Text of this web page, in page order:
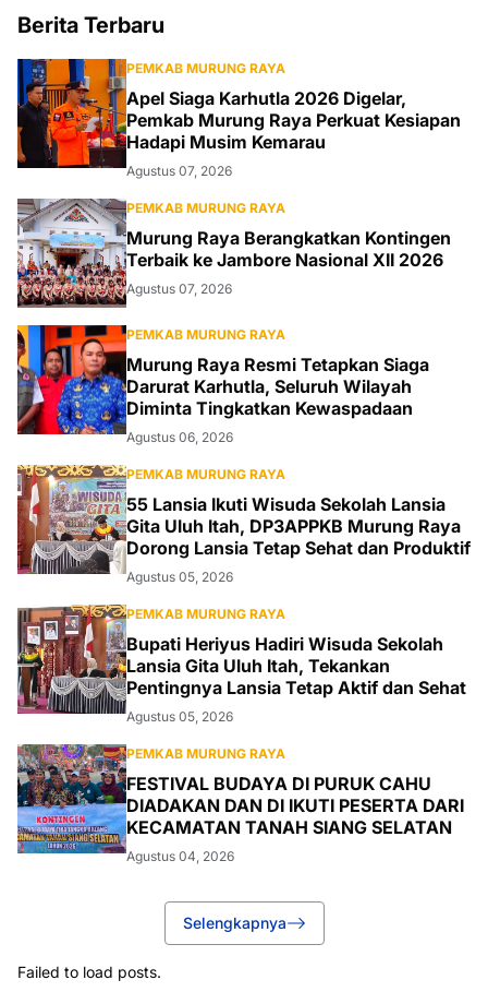
Berita Terbaru
PEMKAB MURUNG RAYA
Apel Siaga Karhutla 2026 Digelar,
Pemkab Murung Raya Perkuat Kesiapan
Hadapi Musim Kemarau
Agustus 07, 2026
PEMKAB MURUNG RAYA
Murung Raya Berangkatkan Kontingen
Terbaik ke Jambore Nasional XII 2026
Agustus 07, 2026
PEMKAB MURUNG RAYA
Murung Raya Resmi Tetapkan Siaga
Darurat Karhutla, Seluruh Wilayah
Diminta Tingkatkan Kewaspadaan
Agustus 06, 2026
PEMKAB MURUNG RAYA
55 Lansia Ikuti Wisuda Sekolah Lansia
Gita Uluh Itah, DP3APPKB Murung Raya
Dorong Lansia Tetap Sehat dan Produktif
Agustus 05, 2026
PEMKAB MURUNG RAYA
Bupati Heriyus Hadiri Wisuda Sekolah
Lansia Gita Uluh Itah, Tekankan
Pentingnya Lansia Tetap Aktif dan Sehat
Agustus 05, 2026
PEMKAB MURUNG RAYA
FESTIVAL BUDAYA DI PURUK CAHU
DIADAKAN DAN DI IKUTI PESERTA DARI
KECAMATAN TANAH SIANG SELATAN
Agustus 04, 2026
Selengkapnya
Failed to load posts.